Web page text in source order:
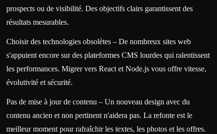
prospects ou de visibilité. Des objectifs clairs garantissent des
résultats mesurables.
Choisir des technologies obsolètes – De nombreux sites web
s'appuient encore sur des plateformes CMS lourdes qui ralentissent
les performances. Migrer vers React et Node.js vous offre vitesse,
évolutivité et sécurité.
Pas de mise à jour de contenu – Un nouveau design avec du
contenu ancien et non pertinent n'aidera pas. La refonte est le
meilleur moment pour rafraîchir les textes, les photos et les offres.